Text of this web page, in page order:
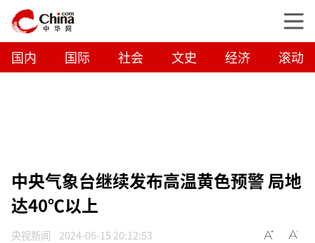
国内 国际 社会 文史 经济 滚动
中央气象台继续发布高温黄色预警 局地
达40℃以上
央视新闻 2024-06-15 20:12:53